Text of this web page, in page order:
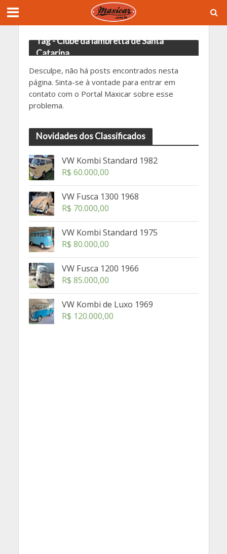
Tag - Clube da lambretta de Santa
Catarina
Desculpe, não há posts encontrados nesta
página. Sinta-se à vontade para entrar em
contato com o Portal Maxicar sobre esse
problema.
Novidades dos Classificados
VW Kombi Standard 1982
R$ 60.000,00
VW Fusca 1300 1968
R$ 70.000,00
VW Kombi Standard 1975
R$ 80.000,00
VW Fusca 1200 1966
R$ 85.000,00
VW Kombi de Luxo 1969
R$ 120.000,00